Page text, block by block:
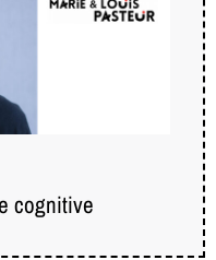
cognitive